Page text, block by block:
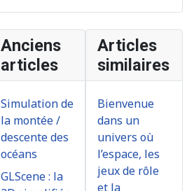
Anciens
articles
Simulation de
la montée /
descente des
océans
GLScene : la
Articles
similaires
Bienvenue
dans un
univers où
l’espace, les
jeux de rôle
et la